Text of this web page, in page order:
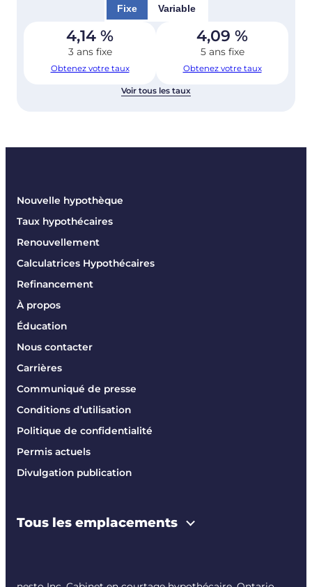
Fixe Variable
4,14 %
3 ans fixe
Obtenez votre taux
4,09 %
5 ans fixe
Obtenez votre taux
Voir tous les taux
Nouvelle hypothèque
Taux hypothécaires
Renouvellement
Calculatrices Hypothécaires
Refinancement
À propos
Éducation
Nous contacter
Carrières
Communiqué de presse
Conditions d’utilisation
Politique de confidentialité
Permis actuels
Divulgation publication
Tous les emplacements